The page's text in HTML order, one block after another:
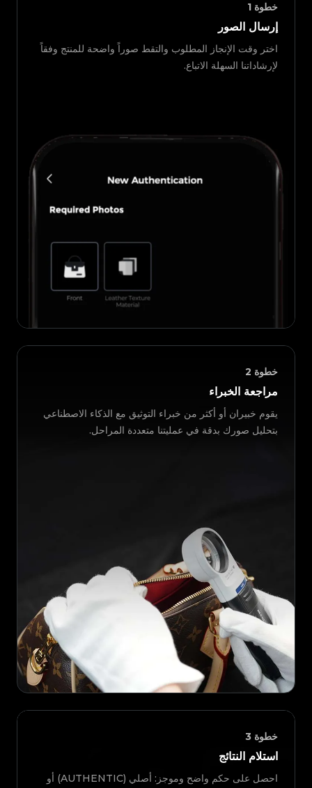
خطوة 1
إرسال الصور
اختر وقت الإنجاز المطلوب والتقط صوراً واضحة للمنتج وفقاً
لإرشاداتنا السهلة الاتباع.
خطوة 2
مراجعة الخبراء
يقوم خبيران أو أكثر من خبراء التوثيق مع الذكاء الاصطناعي
بتحليل صورك بدقة في عمليتنا متعددة المراحل.
خطوة 3
استلام النتائج
احصل على حكم واضح وموجز: أصلي (AUTHENTIC) أو